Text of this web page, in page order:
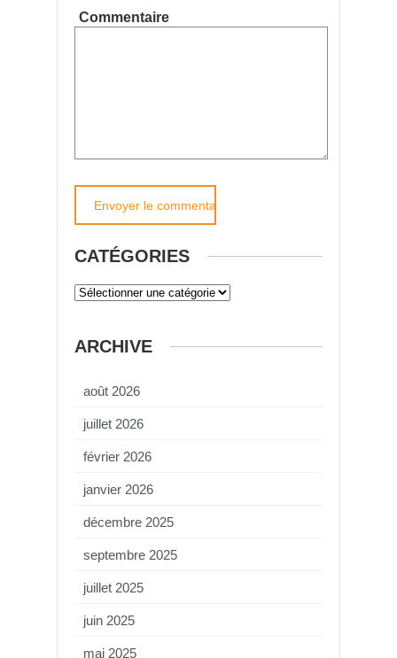
Commentaire
CATÉGORIES
ARCHIVE
août 2026
juillet 2026
février 2026
janvier 2026
décembre 2025
septembre 2025
juillet 2025
juin 2025
mai 2025